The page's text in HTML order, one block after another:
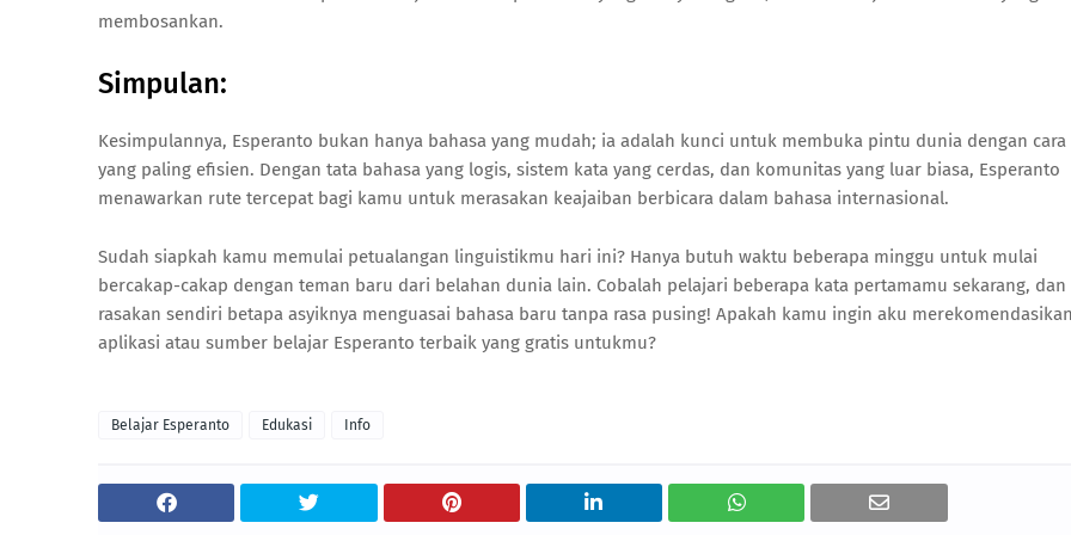
membosankan.
Simpulan:
Kesimpulannya, Esperanto bukan hanya bahasa yang mudah; ia adalah kunci untuk membuka pintu dunia dengan cara
yang paling efisien. Dengan tata bahasa yang logis, sistem kata yang cerdas, dan komunitas yang luar biasa, Esperanto
menawarkan rute tercepat bagi kamu untuk merasakan keajaiban berbicara dalam bahasa internasional.
Sudah siapkah kamu memulai petualangan linguistikmu hari ini? Hanya butuh waktu beberapa minggu untuk mulai
bercakap-cakap dengan teman baru dari belahan dunia lain. Cobalah pelajari beberapa kata pertamamu sekarang, dan
rasakan sendiri betapa asyiknya menguasai bahasa baru tanpa rasa pusing! Apakah kamu ingin aku
aplikasi atau sumber belajar Esperanto terbaik yang gratis untukmu?
Belajar Esperanto Edukasi Info